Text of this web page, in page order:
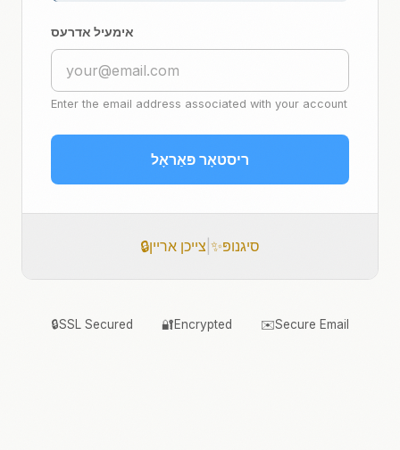
אימעיל אדרעס
Enter the email address associated with your account
ריסטאָר פּאַראָל
🔒צייכן אריין ✨סיגנופּ
🔒SSL Secured 🔐Encrypted ✉️Secure Email